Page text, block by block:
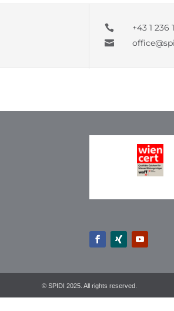
 +43 1 236

© SPIDI 2025. All rights reserved.